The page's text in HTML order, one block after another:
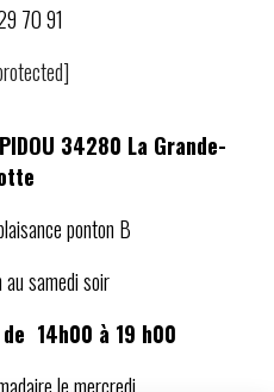
70 91
34280 La Grande-
ponton B
samedi soir
14h00 à 19 h00
le mercredi